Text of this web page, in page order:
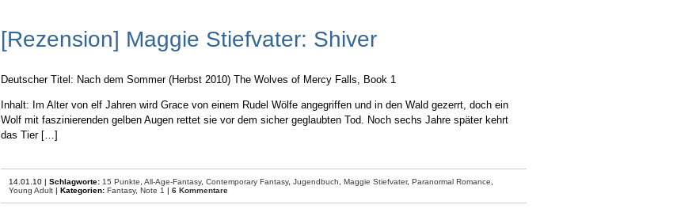
[Rezension] Maggie Stiefvater: Shiver
Deutscher Titel: Nach dem Sommer (Herbst 2010) The Wolves of Mercy Falls, Book 1
Inhalt: Im Alter von elf Jahren wird Grace von einem Rudel Wölfe angegriffen und in den Wald gezerrt, doch ein
Wolf mit faszinierenden gelben Augen rettet sie vor dem sicher geglaubten Tod. Noch sechs Jahre später kehrt
das Tier […]
14.01.10 | Schlagworte: 15 Punkte All-Age-Fantasy, Contemporary Fantasy, Jugendbuch Maggie Stiefvater, Paranormal Romance
Young Adult | Kategorien: Fantasy, Note 1 | 6 Kommentare